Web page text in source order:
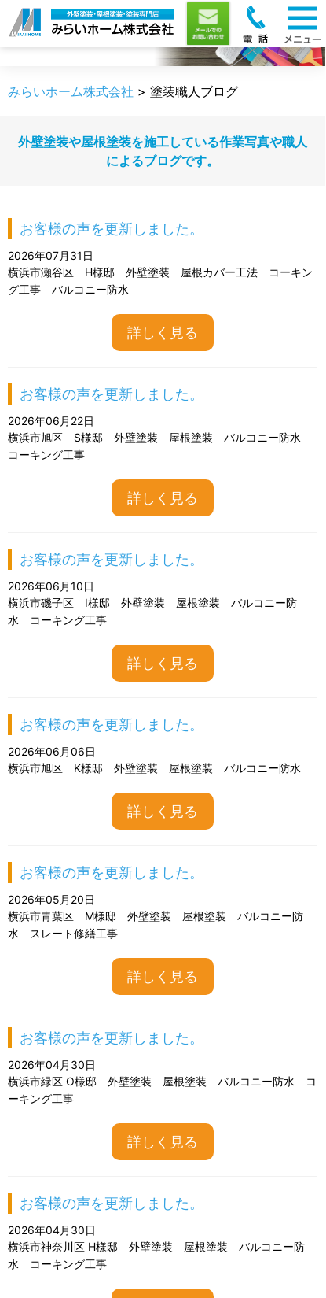
職人のうんちく
みらいホーム株式会社 > 塗装職人ブログ
外壁塗装や屋根塗装を施工している作業写真や職人
によるブログです。
お客様の声を更新しました。
2026年07月31日
横浜市瀬谷区 H様邸 外壁塗装 屋根カバー工法 コーキン
グ工事 バルコニー防水
詳しく見る
お客様の声を更新しました。
2026年06月22日
横浜市旭区 S様邸 外壁塗装 屋根塗装 バルコニー防水
コーキング工事
詳しく見る
お客様の声を更新しました。
2026年06月10日
横浜市磯子区 I様邸 外壁塗装 屋根塗装 バルコニー防
水 コーキング工事
詳しく見る
お客様の声を更新しました。
2026年06月06日
横浜市旭区 K様邸 外壁塗装 屋根塗装 バルコニー防水
詳しく見る
お客様の声を更新しました。
2026年05月20日
横浜市青葉区 M様邸 外壁塗装 屋根塗装 バルコニー防
水 スレート修繕工事
詳しく見る
お客様の声を更新しました。
2026年04月30日
横浜市緑区 O様邸 外壁塗装 屋根塗装 バルコニー防水 コ
ーキング工事
詳しく見る
お客様の声を更新しました。
2026年04月30日
横浜市神奈川区 H様邸 外壁塗装 屋根塗装 バルコニー防
水 コーキング工事